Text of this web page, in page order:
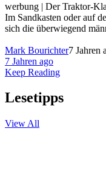
werbung | Der Traktor-
Im Sandkasten oder auf
sich die überwiegend
Mark Bourichter7 Jahren
7 Jahren ago
Keep Reading
Lesetipps
View All